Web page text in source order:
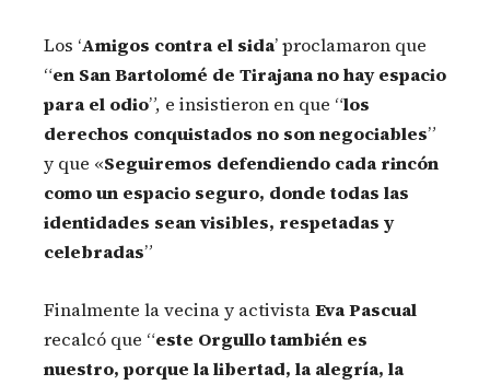
Los ‘Amigos contra el sida’ proclamaron que
“en San Bartolomé de Tirajana no hay espacio
para el odio”, e insistieron en que “los
derechos conquistados no son negociables”
y que «Seguiremos defendiendo cada rincón
como un espacio seguro, donde todas las
identidades sean visibles, respetadas y
celebradas”
Finalmente la vecina y activistaEva Pascual
recalcó que “este Orgullo también es
nuestro, porque la libertad, la alegría, la